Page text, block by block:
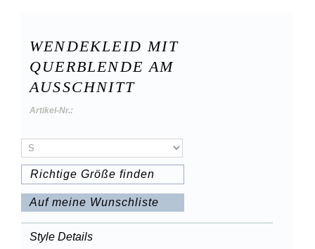
WENDEKLEID MIT
QUERBLENDE AM
AUSSCHNITT
Artikel-Nr.:
Richtige Größe finden
Auf meine Wunschliste
Style Details